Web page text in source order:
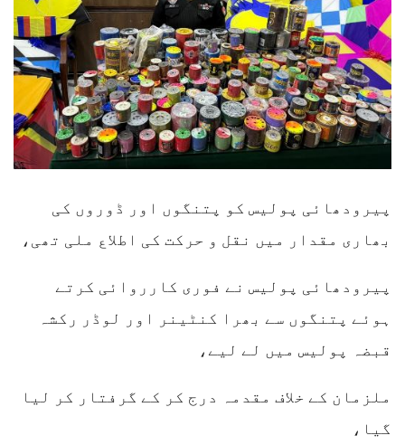
پیرودھائی پولیس کو پتنگوں اور ڈوروں کی
بھاری مقدار میں نقل و حرکت کی اطلاع ملی تھی،
پیرودھائی پولیس نے فوری کارروائی کرتے
ہوئے پتنگوں سے بھرا کنٹینر اور لوڈر رکشہ
قبضہ پولیس میں لے لیے،
ملزمان کے خلاف مقدمہ درج کر کے گرفتار کر لیا
گیا،